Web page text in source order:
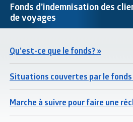
Fonds d’indemnisation des
de voyages
Qu’est-ce que le fonds? »
Situations couvertes par le fonds
Marche à suivre pour faire une